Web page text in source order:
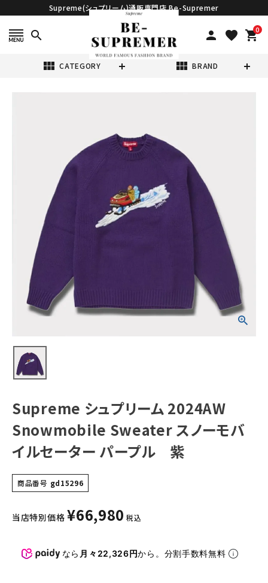
Supreme(シュプリーム)通販専門店 Be-Supremer
search person favorite 0
shopping_cart
view_module CATEGORY view_module BRAND
Supreme シュプ
リーム 2024AW
Snowmobile
Sweater スノー
モバイルセーター
パープル 紫
¥45,980
NEW ITEMS
Tシャツ・ロングスリーブ
パーカー・トレーナー
キャップ・ハット
ニット帽・ビーニー
その他バッグ類
スニーカー・ブーツ
Supreme シュプリーム 2024AW
Snowmobile Sweater スノーモバ
イルセーター パープル 紫
商品番号 gd15296
当店特別価格 ¥66,980 税込
なら 月々22,326円から。分割手数料無料